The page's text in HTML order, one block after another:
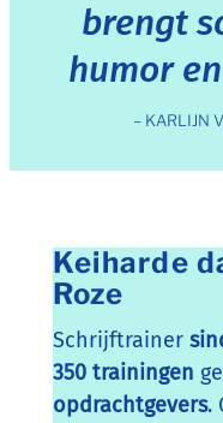
brengt
humor
– KARLIJN
Keiharde
Roze
Schrijftrainer
350 trainingen
opdrachtgevers.